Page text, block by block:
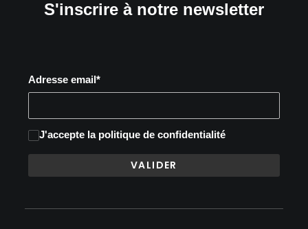
S'inscrire à notre newsletter
Adresse email*
J'accepte la politique de confidentialité